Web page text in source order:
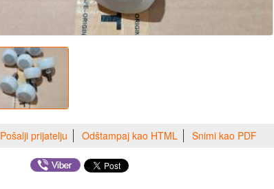
Pošalji prijatelju Odštampaj kao HTML Snimi kao PDF